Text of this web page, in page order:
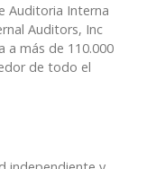
Auditoria Interna
Auditors, Inc
a más de 110.000
de todo el